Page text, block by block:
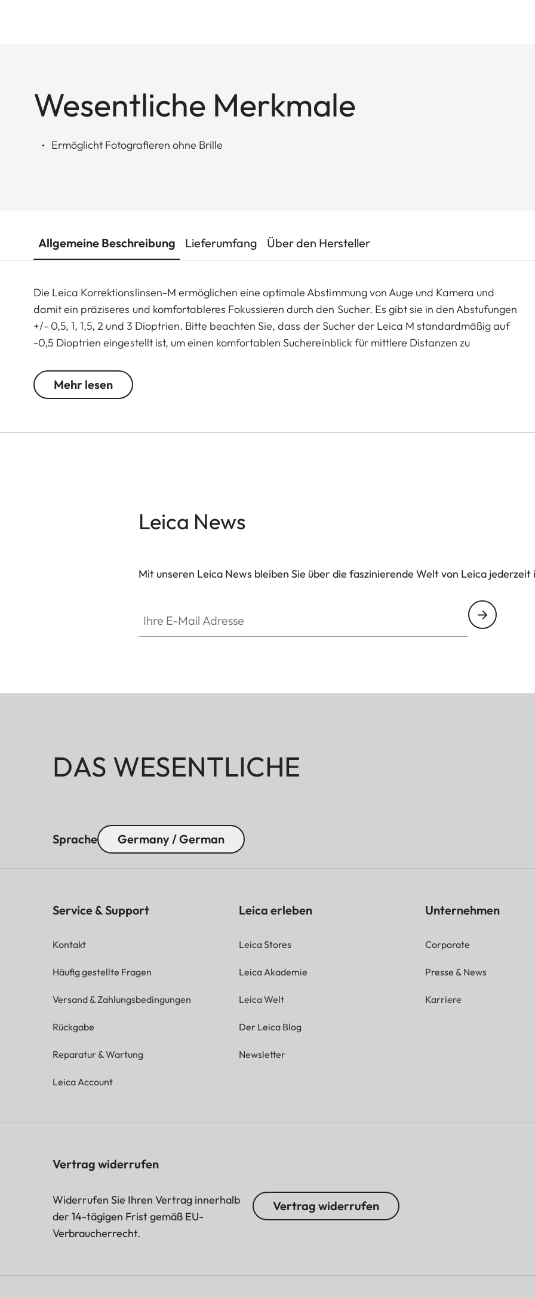
Wesentliche Merkmale
Ermöglicht Fotografieren ohne Brille
Allgemeine Beschreibung Lieferumfang Über den Hersteller
Die Leica Korrektionslinsen-M ermöglichen eine optimale Abstimmung von Auge und Kamera und
damit ein präziseres und komfortableres Fokussieren durch den Sucher. Es gibt sie in den Abstufungen
+/- 0,5, 1, 1,5, 2 und 3 Dioptrien. Bitte beachten Sie, dass der Sucher der Leica M standardmäßig auf
-0,5 Dioptrien eingestellt ist, um einen komfortablen Suchereinblick für mittlere Distanzen zu
Mehr lesen
Leica News
Mit unseren Leica News bleiben Sie über die faszinierende Welt von Leica
DAS WESENTLICHE
Sprache Germany / German
Service & Support
Kontakt
Häufig gestellte Fragen
Versand & Zahlungsbedingungen
Rückgabe
Reparatur & Wartung
Leica Account
Leica erleben
Leica Stores
Leica Akademie
Leica Welt
Der Leica Blog
Newsletter
Unternehmen
Corporate
Presse & News
Karriere
Vertrag widerrufen
Widerrufen Sie Ihren Vertrag innerhalb
der 14-tägigen Frist gemäß EU-
Verbraucherrecht.
Vertrag widerrufen